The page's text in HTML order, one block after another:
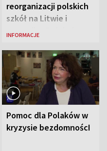
reorganizacji polskich
szkół na Litwie i
sytuacji w Połukniu
INFORMACJE
Pomoc dla Polaków w
kryzysie bezdomnoścI